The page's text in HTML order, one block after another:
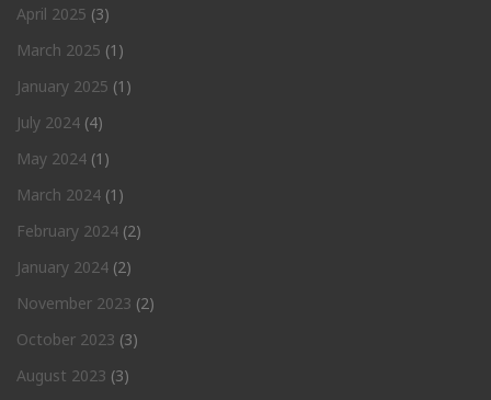
April 2025 (3)
March 2025 (1)
January 2025 (1)
July 2024 (4)
May 2024 (1)
March 2024 (1)
February 2024 (2)
January 2024 (2)
November 2023 (2)
October 2023 (3)
August 2023 (3)